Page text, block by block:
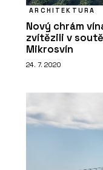
ARCHITEKTURA
Nový chrám
zvítězili v
Mikrosvín
24. 7. 2020